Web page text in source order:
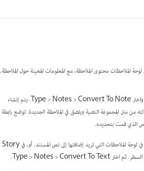
الملاحظات محتوى الملاحظة، مع المعلومات المعينة حول الملاحظة.
لتحويل نص إلى ملاحظة، حدد النص واختر Type > Notes > Convert To Note. يتم إنشاء
من متن المجموعة النصية ويلصق في الملاحظة الجديدة. توضع رابطة
الذي قمت بتحديده.
لتحويل ملاحظة إلى نص، حدد النص في لوحة الملاحظات التي تريد إضافتها إلى نص المستند. أو، في Story